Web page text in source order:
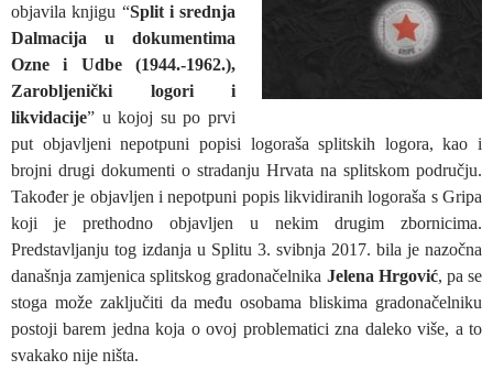
objavila knjigu “Split i srednja
Dalmacija u dokumentima
Ozne i Udbe (1944.-1962.),
Zarobljenički logori i
likvidacije” u kojoj su po prvi
put objavljeni nepotpuni popisi logoraša splitskih logora, kao i
brojni drugi dokumenti o stradanju Hrvata na splitskom području.
Također je objavljen i nepotpuni popis likvidiranih logoraša s Gripa
koji je prethodno objavljen u nekim drugim zbornicima.
Predstavljanju tog izdanja u Splitu 3. svibnja 2017. bila je nazočna
današnja zamjenica splitskog gradonačelnika Jelena Hrgović, pa se
stoga može zaključiti da među osobama bliskima gradonačelniku
postoji barem jedna koja o ovoj problematici zna daleko više, a to
svakako nije ništa.